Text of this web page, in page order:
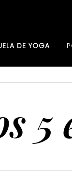
DE YOGA
5